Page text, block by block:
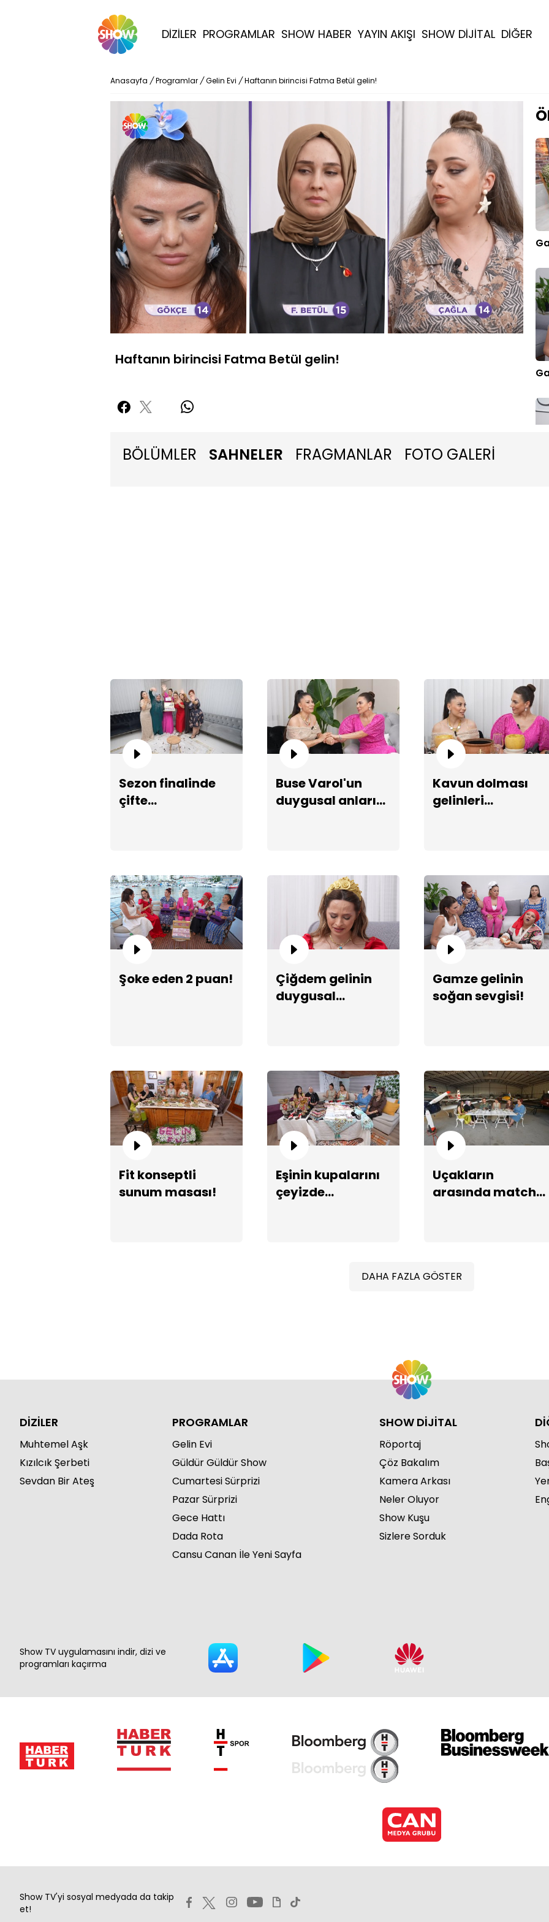
DİZİLER PROGRAMLAR SHOW HABER YAYIN AKIŞI SHOW DİJİTAL DİĞER
Anasayfa / Programlar / Gelin Evi / Haftanın birincisi Fatma Betül gelin!
1080P
Yüklendi:
7.91%
Oynatma
Hızı
Haftanın birincisi Fatma Betül gelin!
BÖLÜMLER SAHNELER FRAGMANLAR FOTO GALERİ
Sezon finalinde
çifte
Buse Varol'un
duygusal anları...
Kavun dolması
gelinleri
Şoke eden 2 puan!
Çiğdem gelinin
duygusal
Gamze gelinin
soğan sevgisi!
Fit konseptli
sunum masası!
Eşinin kupalarını
çeyizde
Uçakların
arasında matcha
DAHA FAZLA GÖSTER
DİZİLER
Muhtemel Aşk
Kızılcık Şerbeti
Sevdan Bir Ateş
PROGRAMLAR
Gelin Evi
Güldür Güldür Show
Cumartesi Sürprizi
Pazar Sürprizi
Gece Hattı
Dada Rota
Cansu Canan İle Yeni Sayfa
SHOW DİJİTAL
Röportaj
Çöz Bakalım
Kamera Arkası
Neler Oluyor
Show Kuşu
Sizlere Sorduk
Show TV uygulamasını indir, dizi ve
programları kaçırma
Show TV'yi sosyal medyada da takip
et!